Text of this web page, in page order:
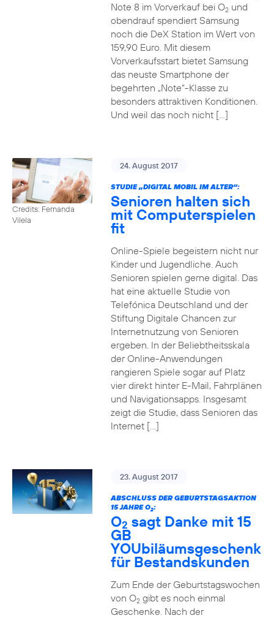
Note 8 im Vorverkauf bei O2und
obendrauf spendiert Samsung
noch die DeX Station im Wert von
159,90 Euro. Mit diesem
Vorverkaufsstart bietet Samsung
das neuste Smartphone der
begehrten „Note“-Klasse zu
besonders attraktiven Konditionen.
Und weil das noch nicht […]
Credits: Fernanda
Vilela
24. August 2017
STUDIE „DIGITAL MOBIL IM ALTER“:
Senioren halten sich
mit Computerspielen
fit
Online-Spiele begeistern nicht nur
Kinder und Jugendliche. Auch
Senioren spielen gerne digital. Das
hat eine aktuelle Studie von
Telefónica Deutschland und der
Stiftung Digitale Chancen zur
Internetnutzung von Senioren
ergeben. In der Beliebtheitsskala
der Online-Anwendungen
rangieren Spiele sogar auf Platz
vier direkt hinter E-Mail, Fahrplänen
und Navigationsapps. Insgesamt
zeigt die Studie, dass Senioren das
Internet […]
23. August 2017
ABSCHLUSS DER GEBURTSTAGSAKTION
15 JAHRE O2:
O2 sagt Danke mit 15
GB
YOUbiläumsgeschenk
für Bestandskunden
Zum Ende der Geburtstagswochen
von O2gibt es noch einmal
Geschenke. Nach der